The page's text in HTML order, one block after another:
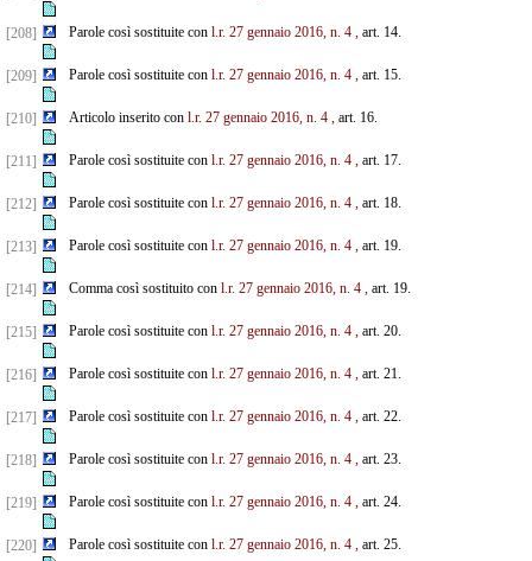
[208] Parole così sostituite con l.r. 27 gennaio 2016, n. 4 ,art. 14.
[209] Parole così sostituite con l.r. 27 gennaio 2016, n. 4 ,art. 15.
[210] Articolo inserito con l.r. 27 gennaio 2016, n. 4 ,art. 16.
[211] Parole così sostituite con l.r. 27 gennaio 2016, n. 4 ,art. 17.
[212] Parole così sostituite con l.r. 27 gennaio 2016, n. 4 ,art. 18.
[213] Parole così sostituite con l.r. 27 gennaio 2016, n. 4 ,art. 19.
[214] Comma così sostituito con l.r. 27 gennaio 2016, n. 4 ,art. 19.
[215] Parole così sostituite con l.r. 27 gennaio 2016, n. 4 ,art. 20.
[216] Parole così sostituite con l.r. 27 gennaio 2016, n. 4 ,art. 21.
[217] Parole così sostituite con l.r. 27 gennaio 2016, n. 4 ,art. 22.
[218] Parole così sostituite con l.r. 27 gennaio 2016, n. 4 ,art. 23.
[219] Parole così sostituite con l.r. 27 gennaio 2016, n. 4 ,art. 24.
[220] Parole così sostituite con l.r. 27 gennaio 2016, n. 4 ,art. 25.